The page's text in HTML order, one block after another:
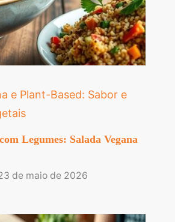
e Plant-Based: Sabor e
Legumes: Salada Vegana
de maio de 2026